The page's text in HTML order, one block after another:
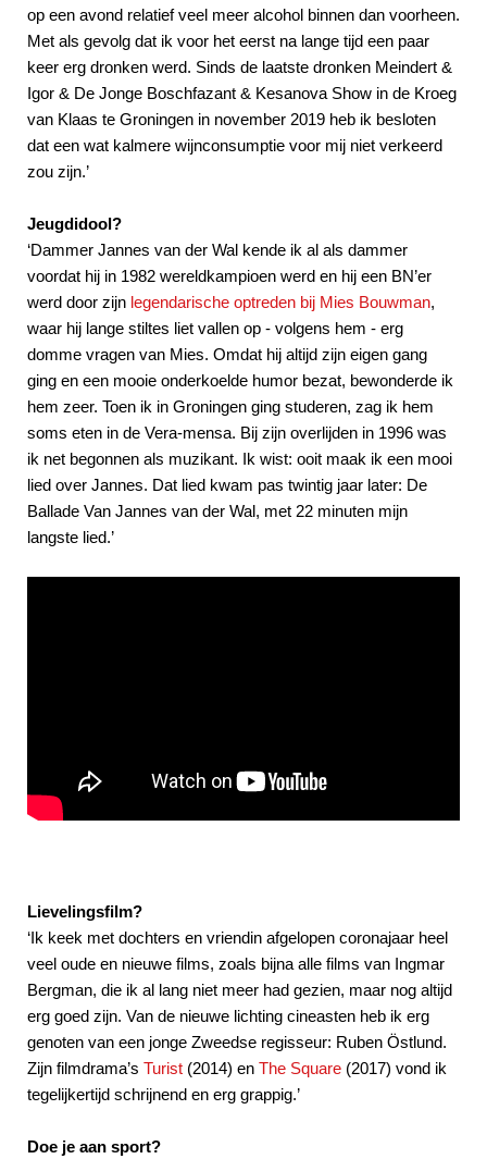
op een avond relatief veel meer alcohol binnen dan voorheen.
Met als gevolg dat ik voor het eerst na lange tijd een paar
keer erg dronken werd. Sinds de laatste dronken Meindert &
Igor & De Jonge Boschfazant & Kesanova Show in de Kroeg
van Klaas te Groningen in november 2019 heb ik besloten
dat een wat kalmere wijnconsumptie voor mij niet verkeerd
zou zijn.’
Jeugdidool?
‘Dammer Jannes van der Wal kende ik al als dammer
voordat hij in 1982 wereldkampioen werd en hij een BN’er
werd door zijn legendarische optreden bij Mies Bouwman,
waar hij lange stiltes liet vallen op - volgens hem - erg
domme vragen van Mies. Omdat hij altijd zijn eigen gang
ging en een mooie onderkoelde humor bezat, bewonderde ik
hem zeer. Toen ik in Groningen ging studeren, zag ik hem
soms eten in de Vera-mensa. Bij zijn overlijden in 1996 was
ik net begonnen als muzikant. Ik wist: ooit maak ik een mooi
lied over Jannes. Dat lied kwam pas twintig jaar later: De
Ballade Van Jannes van der Wal, met 22 minuten mijn
langste lied.’
Lievelingsfilm?
‘Ik keek met dochters en vriendin afgelopen coronajaar heel
veel oude en nieuwe films, zoals bijna alle films van Ingmar
Bergman, die ik al lang niet meer had gezien, maar nog altijd
erg goed zijn. Van de nieuwe lichting cineasten heb ik erg
genoten van een jonge Zweedse regisseur: Ruben Östlund.
Zijn filmdrama’s Turist (2014) en The Square (2017) vond ik
tegelijkertijd schrijnend en erg grappig.’
Doe je aan sport?